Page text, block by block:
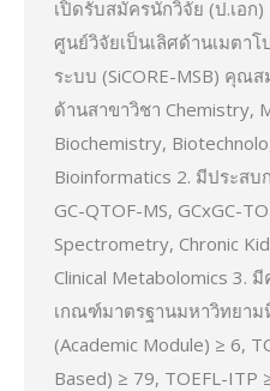
เปิดรับสมัครนักวิจัย (ป.เอก
ศูนย์วิจัยเป็นเลิศด้านเมตา
ระบบ (SiCORE-MSB) คุณ
ด้านสาขาวิชา Chemistry,
Biochemistry,
Bioinformatics 2. มีประสบ
GC-QTOF-MS, GCxGC-
Spectrometry, Chronic
Clinical Metabolomics 3.
เกณฑ์มาตรฐานมหาวิทยาม
(Academic Module) ≥ 6,
Based) ≥ 79, TOEFL-ITP